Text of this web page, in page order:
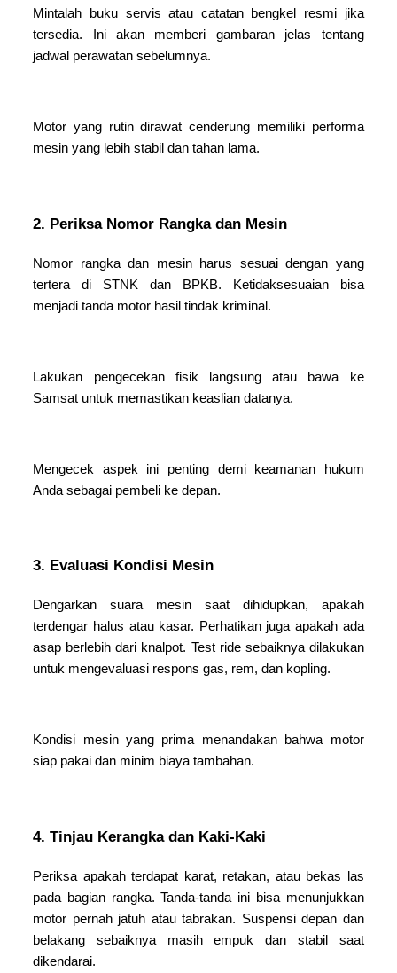
Mintalah buku servis atau catatan bengkel resmi jika
tersedia. Ini akan memberi gambaran jelas tentang
jadwal perawatan sebelumnya.
Motor yang rutin dirawat cenderung memiliki performa
mesin yang lebih stabil dan tahan lama.
2. Periksa Nomor Rangka dan Mesin
Nomor rangka dan mesin harus sesuai dengan yang
tertera di STNK dan BPKB. Ketidaksesuaian bisa
menjadi tanda motor hasil tindak kriminal.
Lakukan pengecekan fisik langsung atau bawa ke
Samsat untuk memastikan keaslian datanya.
Mengecek aspek ini penting demi keamanan hukum
Anda sebagai pembeli ke depan.
3. Evaluasi Kondisi Mesin
Dengarkan suara mesin saat dihidupkan, apakah
terdengar halus atau kasar. Perhatikan juga apakah ada
asap berlebih dari knalpot. Test ride sebaiknya dilakukan
untuk mengevaluasi respons gas, rem, dan kopling.
Kondisi mesin yang prima menandakan bahwa motor
siap pakai dan minim biaya tambahan.
4. Tinjau Kerangka dan Kaki-Kaki
Periksa apakah terdapat karat, retakan, atau bekas las
pada bagian rangka. Tanda-tanda ini bisa menunjukkan
motor pernah jatuh atau tabrakan. Suspensi depan dan
belakang sebaiknya masih empuk dan stabil saat
dikendarai.